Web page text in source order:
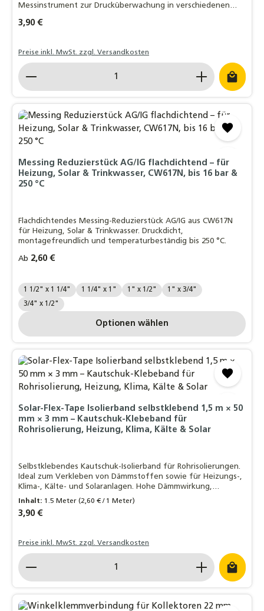
Messinstrument zur Drucküberwachung in verschiedenen
Regulärer Preis:
3,90 €
Preise inkl. MwSt. zzgl. Versandkosten
Produkt Anzahl: Gib den gewünschten Wert
Messing Reduzierstück AG/IG flachdichtend – für
Heizung, Solar & Trinkwasser, CW617N, bis 16 bar &
250 °C
Flachdichtendes Messing-Reduzierstück AG/IG aus CW617N
für Heizung, Solar & Trinkwasser. Druckdicht,
montagefreundlich und temperaturbeständig bis 250 °C.
Regulärer Preis:
Ab 2,60 €
Zollgröße reduziert:
1 1/2" x 1 1/4" 1 1/4" x 1" 1" x 1/2"
1" x 3/4"
3/4" x 1/2"
Optionen wählen
Solar-Flex-Tape Isolierband selbstklebend 1,5 m × 50
mm × 3 mm – Kautschuk-Klebeband für
Rohrisolierung, Heizung, Klima, Kälte & Solar
Selbstklebendes Kautschuk-Isolierband für Rohrisolierungen.
Ideal zum Verkleben von Dämmstoffen sowie für Heizungs-,
Klima-, Kälte- und Solaranlagen. Hohe Dämmwirkung,
feuchtigkeitsbeständig und einfach zu verarbeiten.
Inhalt: 1.5 Meter(2,60 € / 1 Meter)
Regulärer Preis:
3,90 €
Preise inkl. MwSt. zzgl. Versandkosten
Produkt Anzahl: Gib den gewünschten Wert